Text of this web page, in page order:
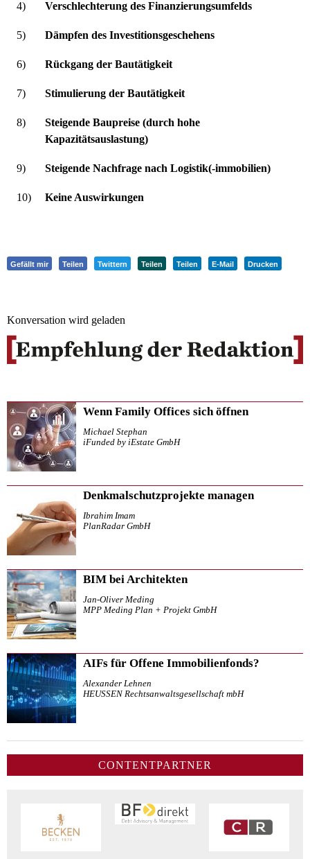
4) Verschlechterung des Finanzierungsumfelds
5) Dämpfen des Investitionsgeschehens
6) Rückgang der Bautätigkeit
7) Stimulierung der Bautätigkeit
8)
Steigende Baupreise (durch hohe
Kapazitätsauslastung)
9) Steigende Nachfrage nach Logistik(-immobilien)
10) Keine Auswirkungen
Gefällt mir Teilen Twittern Teilen Teilen E-Mail Drucken
Konversation wird geladen
Wenn Family Offices sich öffnen
Michael Stephan
iFunded by iEstate GmbH
Denkmalschutzprojekte managen
Ibrahim Imam
PlanRadar GmbH
BIM bei Architekten
Jan-Oliver Meding
MPP Meding Plan + Projekt GmbH
AIFs für Offene Immobilienfonds?
Alexander Lehnen
HEUSSEN Rechtsanwaltsgesellschaft mbH
CONTENTPARTNER